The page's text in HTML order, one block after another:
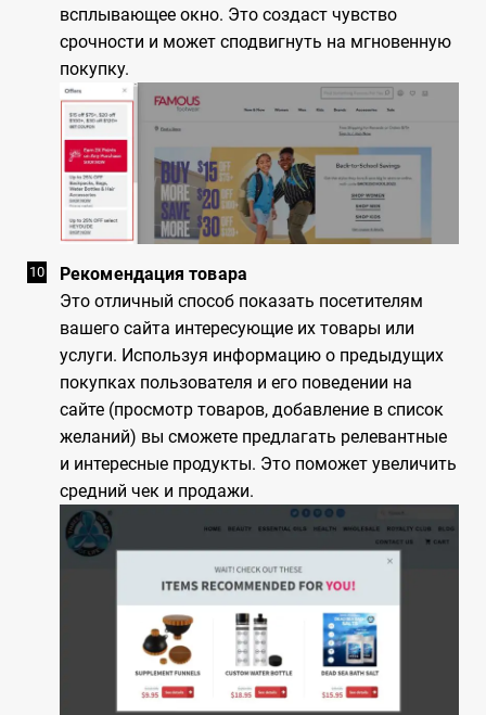
всплывающее окно. Это создаст чувство
срочности и может сподвигнуть на мгновенную
покупку.
Рекомендация товара
Это отличный способ показать посетителям
вашего сайта интересующие их товары или
услуги. Используя информацию о предыдущих
покупках пользователя и его поведении на
сайте (просмотр товаров, добавление в список
желаний) вы сможете предлагать релевантные
и интересные продукты. Это поможет увеличить
средний чек и продажи.